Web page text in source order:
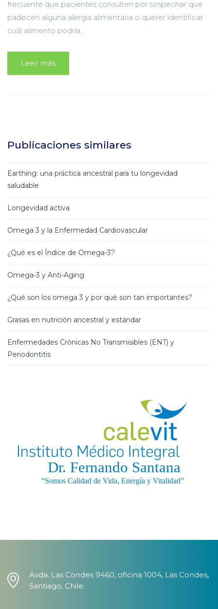
frecuente que pacientes consulten por sospechar que
padecen alguna alergia alimentaria o querer identificar
cuál alimento podría...
Leer más
Publicaciones similares
Earthing: una práctica ancestral para tu longevidad
saludable
Longevidad activa
Omega 3 y la Enfermedad Cardiovascular
¿Qué es el Índice de Omega-3?
Omega-3 y Anti-Aging
¿Qué son los omega 3 y por qué son tan importantes?
Grasas en nutrición ancestral y estándar
Enfermedades Crónicas No Transmisibles (ENT) y
Periodontitis
Avda. Las Condes 9460, oficina 1004, Las Condes,
Santiago, Chile.